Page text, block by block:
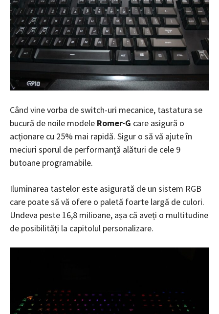
Când vine vorba de switch-uri mecanice, tastatura se
bucură de noile modele Romer-G care asigură o
acționare cu 25% mai rapidă. Sigur o să vă ajute în
meciuri sporul de performanță alături de cele 9
butoane programabile.
Iluminarea tastelor este asigurată de un sistem RGB
care poate să vă ofere o paletă foarte largă de culori.
Undeva peste 16,8 milioane, așa că aveți o multitudine
de posibilități la capitolul personalizare.